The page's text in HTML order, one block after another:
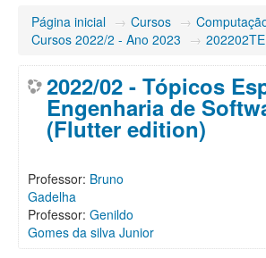
Página inicial → Cursos →
Cursos 2022/2 - Ano 2023 →
2022/02 - Tópicos
Engenharia de
(Flutter edition)
Professor: Bruno
Gadelha
Professor: Genildo
Gomes da silva Junior